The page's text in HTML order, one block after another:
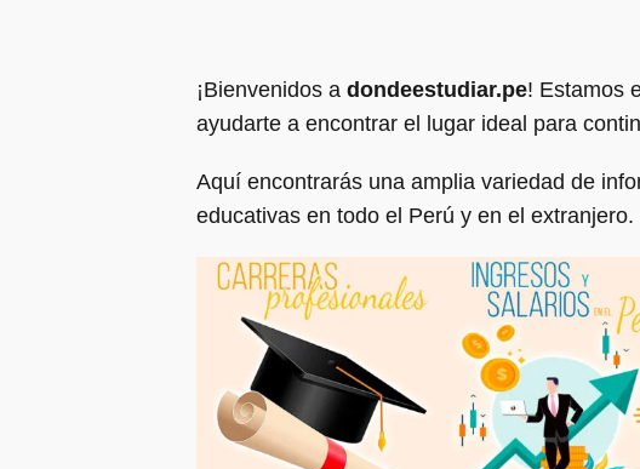
¡Bienvenidos a dondeestudiar.pe! Estamos
ayudarte a encontrar el lugar ideal para
Aquí encontrarás una amplia variedad de
educativas en todo el Perú y en el extranjero.